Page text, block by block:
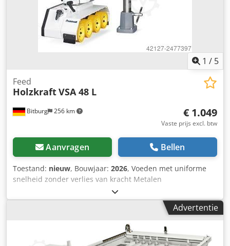
1 / 5
Bitburg 256 km
Feed
HolzkraftVSA 48 L
€ 1.049
Vaste prijs excl. btw
Aanvragen Bellen
Toestand: nieuw, Bouwjaar: 2026, Voeden met uniforme
snelheid zonder verlies van kracht Metalen
versnellingsbak met geharde versnellingen Metalen cover
van de rollers Rechts- en linksrijdend rotatie Krachtige
motor Duurzaam PU feed rollen Statief met een
uitgebreide arm als standaard Individuele tilt en
verstelbare voor horizontale en verticale gebruik Met teller
Model VSA 48 L Artikelnr 5115500 Technische gegevens
Advertentie